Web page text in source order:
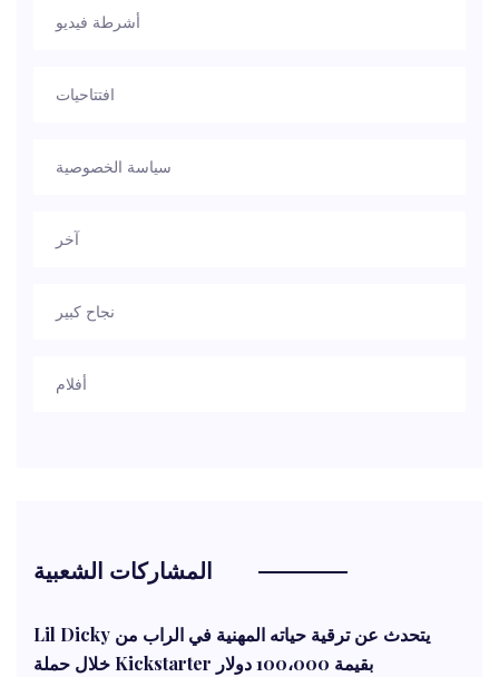
أشرطة فيديو
افتتاحيات
سياسة الخصوصية
آخر
نجاح كبير
أفلام
المشاركات الشعبية
Lil Dicky يتحدث عن ترقية حياته المهنية في الراب من
خلال حملة Kickstarter بقيمة 100،000 دولار